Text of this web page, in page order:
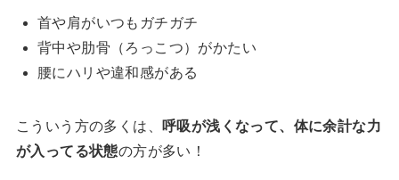
首や肩がいつもガチガチ
背中や肋骨（ろっこつ）がかたい
腰にハリや違和感がある
こういう方の多くは、
呼吸が浅くなって、体に余計な力
が入ってる状態の方が多い！